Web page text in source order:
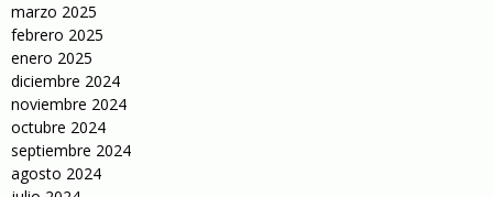
marzo 2025
febrero 2025
enero 2025
diciembre 2024
noviembre 2024
octubre 2024
septiembre 2024
agosto 2024